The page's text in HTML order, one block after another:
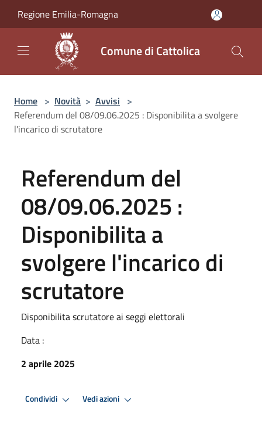
Regione Emilia-Romagna
Comune di Cattolica
Home > Novità > Avvisi >
Referendum del 08/09.06.2025 : Disponibilita a svolgere
l'incarico di scrutatore
Referendum del
08/09.06.2025 :
Disponibilita a
svolgere l'incarico di
scrutatore
Disponibilita scrutatore ai seggi elettorali
Data :
2 aprile 2025
Condividi Vedi azioni